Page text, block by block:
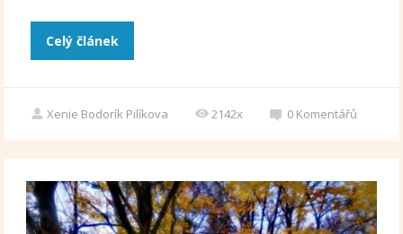
Celý článek
Xenie Bodorík Pilíkova 2142x 0 Komentářů